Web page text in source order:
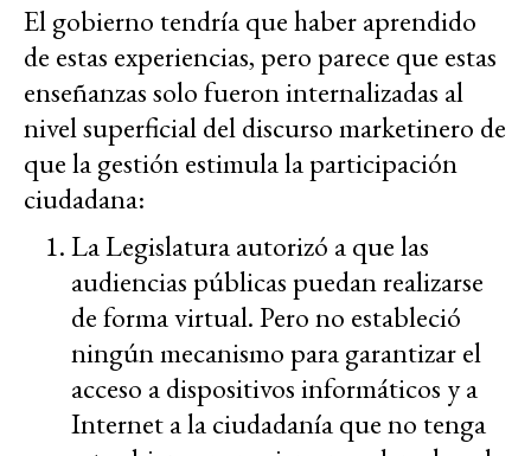
El gobierno tendría que haber aprendido
de estas experiencias, pero parece que estas
enseñanzas solo fueron internalizadas al
nivel superficial del discurso marketinero de
que la gestión estimula la participación
ciudadana:
La Legislatura autorizó a que las
audiencias públicas puedan realizarse
de forma virtual. Pero no estableció
ningún mecanismo para garantizar el
acceso a dispositivos informáticos y a
Internet a la ciudadanía que no tenga